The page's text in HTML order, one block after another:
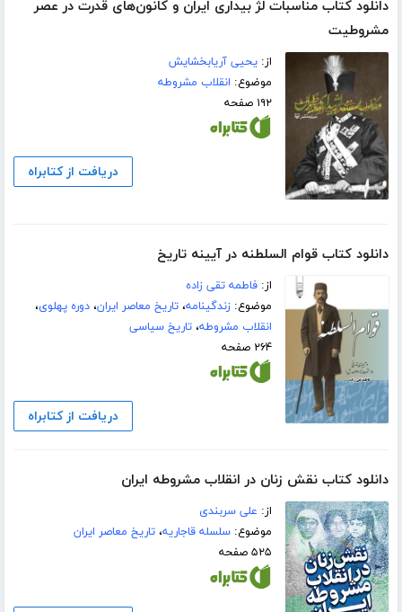
دانلود کتاب مناسبات لژ بیداری ایران و کانون‌های قدرت در عصر
مشروطیت
از:یحیی آریابخشایش
موضوع: انقلاب مشروطه
۱۹۲ صفحه
دریافت از کتابراه
دانلود کتاب قوام السلطنه در آیینه تاریخ
از:فاطمه تقی زاده
موضوع:زندگینامه،تاریخ معاصر ایران،دوره پهلوی،
انقلاب مشروطه،تاریخ سیاسی
۲۶۴ صفحه
دریافت از کتابراه
دانلود کتاب نقش زنان در انقلاب مشروطه ایران
از: علی سربندی
موضوع:سلسله قاجاریه،تاریخ معاصر ایران
۵۲۵ صفحه